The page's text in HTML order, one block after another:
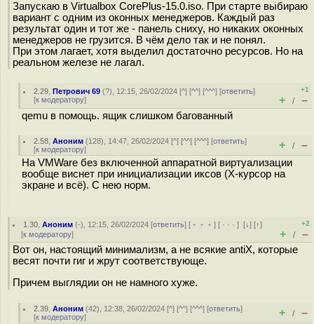
Запускаю в Virtualbox CorePlus-15.0.iso. При старте выбираю
вариант с одним из оконных менеджеров. Каждый раз
результат один и тот же - панель сниху, но никаких оконных
менеджеров не грузится. В чём дело так и не понял.
При этом лагает, хотя выделил достаточно ресурсов. Но на
реальном железе не лагал.
2.29 ,Петрович 69 (?), 12:15, 26/02/2024 [^] [^^] [^^^] [ответить]
[к модератору]
+1
+ / –
qemu в помощь. ящик слишком багованный
2.58 ,Аноним (128), 14:47, 26/02/2024 [^] [^^] [^^^] [ответить]
[к модератору] + / –
На VMWare без включенной аппаратной виртуализации
вообще виснет при инициализации иксов (X-курсор на
экране и всё). С нею норм.
1.30 ,Аноним (-), 12:15, 26/02/2024 [ответить] [ ﹢﹢﹢] [ · · ·][↓] [↑]
[к модератору]
+2
+ / –
Вот он, настоящий минимализм, а не всякие antiX, которые
весят почти гиг и жрут соответствующе.
Причем выглядии он не намного хуже.
2.39 ,Аноним (42), 12:38, 26/02/2024 [^] [^^] [^^^] [ответить]
[к модератору] + / –